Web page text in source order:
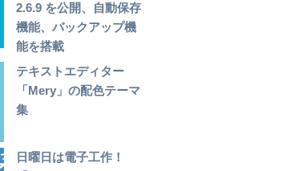
2.6.9 を公開、自動保存
機能、バックアップ機
能を搭載
テキストエディター
「Mery」の配色テーマ
集
日曜日は電子工作！